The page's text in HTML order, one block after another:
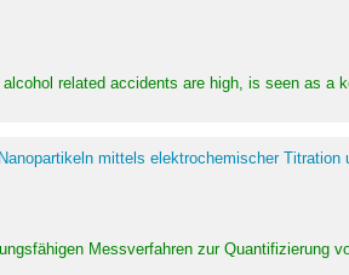
related accidents are high, is seen as a
mittels elektrochemischer
Messverfahren zur Quantifizierung